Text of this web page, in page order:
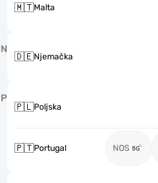
🇲🇹Malta
N
🇩🇪Njemačka
P
🇵🇱Poljska
🇵🇹Portugal NOS